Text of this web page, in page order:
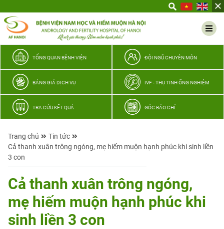
thương
TỔNG QUAN BỆNH VIỆN ĐỘI NGŨ CHUYÊN MÔN
BẢNG GIÁ DỊCH VỤ IVF - THỤ TINH ỐNG NGHIỆM
TRA CỨU KẾT QUẢ GÓC BÁO CHÍ
Trang chủ
Tin tức
Cả thanh xuân trông ngóng, mẹ hiếm muộn hạnh phúc khi sinh liền
3 con
Cả thanh xuân trông ngóng,
mẹ hiếm muộn hạnh phúc khi
sinh liền 3 con